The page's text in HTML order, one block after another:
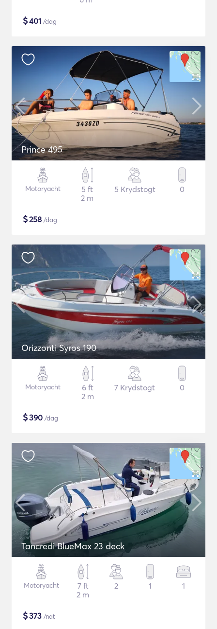
$401 /dag
Prince 495
Motoryacht
5 ft
2 m
5 Krydstogt 0
$258 /dag
Orizzonti Syros 190
Motoryacht
6 ft
2 m
7 Krydstogt 0
$390 /dag
Tancredi BlueMax 23 deck
Motoryacht
7 ft
2 m
2 1 1
$373 /nat